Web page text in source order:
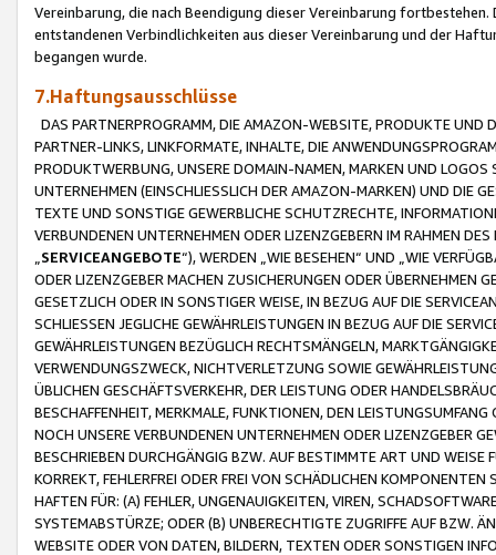
Vereinbarung, die nach Beendigung dieser Vereinbarung
entstandenen Verbindlichkeiten aus dieser Vereinbarung und der
begangen wurde.
7.Haftungsausschlüsse
DAS PARTNERPROGRAMM, DIE AMAZON-WEBSITE, PRODUKTE UND
PARTNER-LINKS, LINKFORMATE, INHALTE, DIE
PRODUKTWERBUNG, UNSERE DOMAIN-NAMEN, MARKEN UND
UNTERNEHMEN (EINSCHLIESSLICH DER AMAZON-MARKEN) UND DIE
TEXTE UND SONSTIGE GEWERBLICHE SCHUTZRECHTE,
VERBUNDENEN UNTERNEHMEN ODER LIZENZGEBERN IM RAHMEN
SERVICEANGEBOTE“), WERDEN „WIE BESEHEN“ UND „WIE
ODER LIZENZGEBER MACHEN ZUSICHERUNGEN ODER ÜBERNEHMEN
GESETZLICH ODER IN SONSTIGER WEISE, IN BEZUG AUF DIE
SCHLIESSEN JEGLICHE GEWÄHRLEISTUNGEN IN BEZUG AUF DIE
GEWÄHRLEISTUNGEN BEZÜGLICH RECHTSMÄNGELN,
VERWENDUNGSZWECK, NICHTVERLETZUNG SOWIE
ÜBLICHEN GESCHÄFTSVERKEHR, DER LEISTUNG ODER
BESCHAFFENHEIT, MERKMALE, FUNKTIONEN, DEN
NOCH UNSERE VERBUNDENEN UNTERNEHMEN ODER LIZENZGEBER
BESCHRIEBEN DURCHGÄNGIG BZW. AUF BESTIMMTE ART UND
KORREKT, FEHLERFREI ODER FREI VON SCHÄDLICHEN
HAFTEN FÜR: (A) FEHLER, UNGENAUIGKEITEN, VIREN,
SYSTEMABSTÜRZE; ODER (B) UNBERECHTIGTE ZUGRIFFE AUF BZW.
WEBSITE ODER VON DATEN, BILDERN, TEXTEN ODER SONSTIGEN